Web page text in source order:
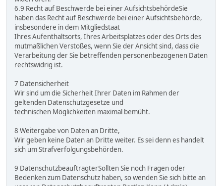
6.9 Recht auf Beschwerde bei einer AufsichtsbehördeSie
haben das Recht auf Beschwerde bei einer Aufsichtsbehörde,
insbesondere in dem Mitgliedstaat
Ihres Aufenthaltsorts, Ihres Arbeitsplatzes oder des Orts des
mutmaßlichen Verstoßes, wenn Sie der Ansicht sind, dass die
Verarbeitung der Sie betreffenden personenbezogenen Daten
rechtswidrig ist.
7 Datensicherheit
Wir sind um die Sicherheit Ihrer Daten im Rahmen der
geltenden Datenschutzgesetze und
technischen Möglichkeiten maximal bemüht.
8 Weitergabe von Daten an Dritte,
Wir geben keine Daten an Dritte weiter. Es sei denn es handelt
sich um Strafverfolgungsbehörden.
9 DatenschutzbeauftragterSollten Sie noch Fragen oder
Bedenken zum Datenschutz haben, so wenden Sie sich bitte an